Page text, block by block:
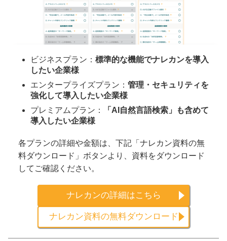
ビジネスプラン： 標準的な機能でナレカンを導入
したい企業様
エンタープライズプラン： 管理・セキュリティを
強化して導入したい企業様
プレミアムプラン：
「AI自然言語検索」も含めて
導入したい企業様
各プランの詳細や金額は、下記「ナレカン資料の無
料ダウンロード」ボタンより、資料をダウンロード
してご確認ください。
ナレカンの詳細はこちら
ナレカン資料の無料ダウンロード